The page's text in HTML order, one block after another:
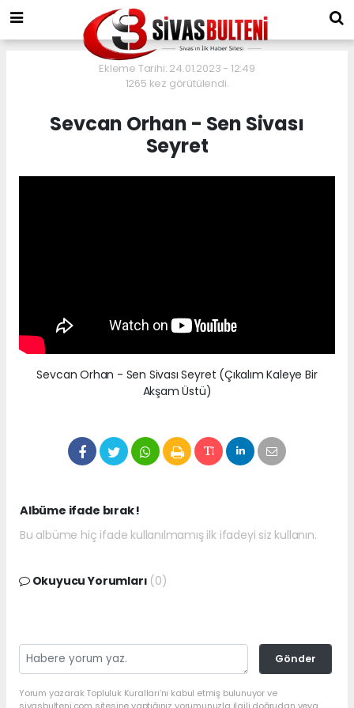
Ekleme Tarihi: 24.01.2023 - 12:49
1265 kez görütülendi.
Sevcan Orhan - Sen Sivası
Seyret
Sevcan Orhan - Sen Sivası Seyret (Çıkalım Kaleye Bir
Akşam Üstü)
Albüme ifade bırak !
Bu albüme hiç ifade kullanılmamış ilk ifadeyi siz kullanın.
Okuyucu Yorumları (0)
Gönder
Yorum yazarak Topluluk Kuralları’nı kabul etmiş bulunuyor ve